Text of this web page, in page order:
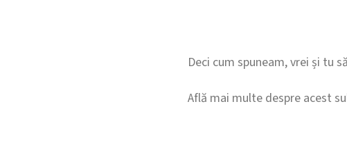
Deci cum spuneam, vrei și tu
Află mai multe despre acest